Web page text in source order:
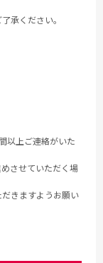
承ください。
以上ご連絡がいた
させていただく場
きますようお願い